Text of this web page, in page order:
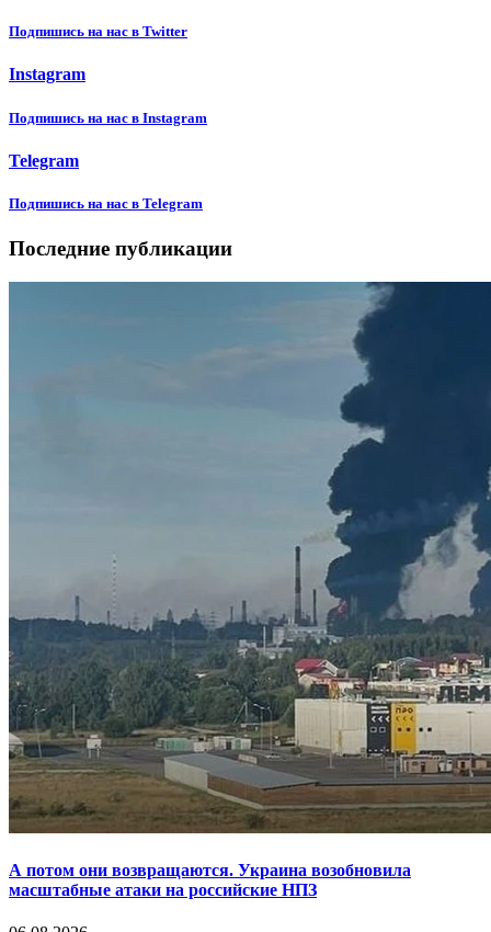
Подпишиcь на нас в Twitter
Instagram
Подпишиcь на нас в Instagram
Telegram
Подпишиcь на нас в Telegram
Последние публикации
А потом они возвращаются. Украина возобновила
масштабные атаки на российские НПЗ